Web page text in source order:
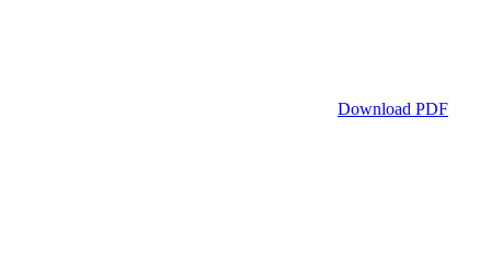
Download PDF